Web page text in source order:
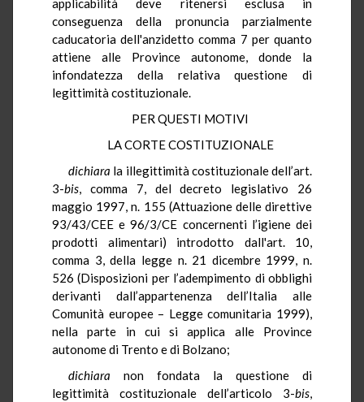
applicabilità deve ritenersi esclusa in
conseguenza della pronuncia parzialmente
caducatoria dell'anzidetto comma 7 per quanto
attiene alle Province autonome, donde la
infondatezza della relativa questione di
legittimità costituzionale.
PER QUESTI MOTIVI
LA CORTE COSTITUZIONALE
dichiara la illegittimità costituzionale dell’art.
3-bis, comma 7, del decreto legislativo 26
maggio 1997, n. 155 (Attuazione delle direttive
93/43/CEE e 96/3/CE concernenti l’igiene dei
prodotti alimentari) introdotto dall'art. 10,
comma 3, della legge n. 21 dicembre 1999, n.
526 (Disposizioni per l’adempimento di obblighi
derivanti dall’appartenenza dell’Italia alle
Comunità europee – Legge comunitaria 1999),
nella parte in cui si applica alle Province
autonome di Trento e di Bolzano;
dichiara
non fondata la questione di
legittimità costituzionale dell’articolo 3-bis,